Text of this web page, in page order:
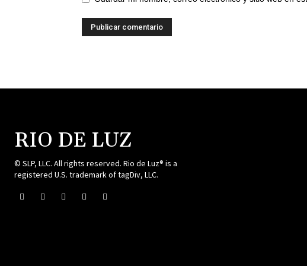
RIO DE LUZ
© SLP, LLC. All rights reserved. Rio de Luz® is a
registered U.S. trademark of tagDiv, LLC.